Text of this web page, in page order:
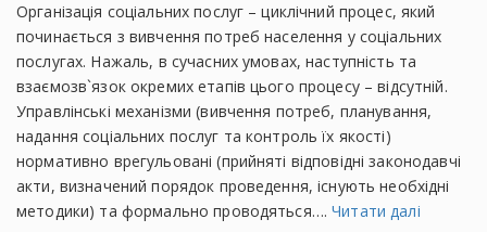
Організація соціальних послуг – циклічний процес, який
починається з вивчення потреб населення у соціальних
послугах. Нажаль, в сучасних умовах, наступність та
взаємозв`язок окремих етапів цього процесу – відсутній.
Управлінські механізми (вивчення потреб, планування,
надання соціальних послуг та контроль їх якості)
нормативно врегульовані (прийняті відповідні законодавчі
акти, визначений порядок проведення, існують необхідні
методики) та формально проводяться….Читати далі